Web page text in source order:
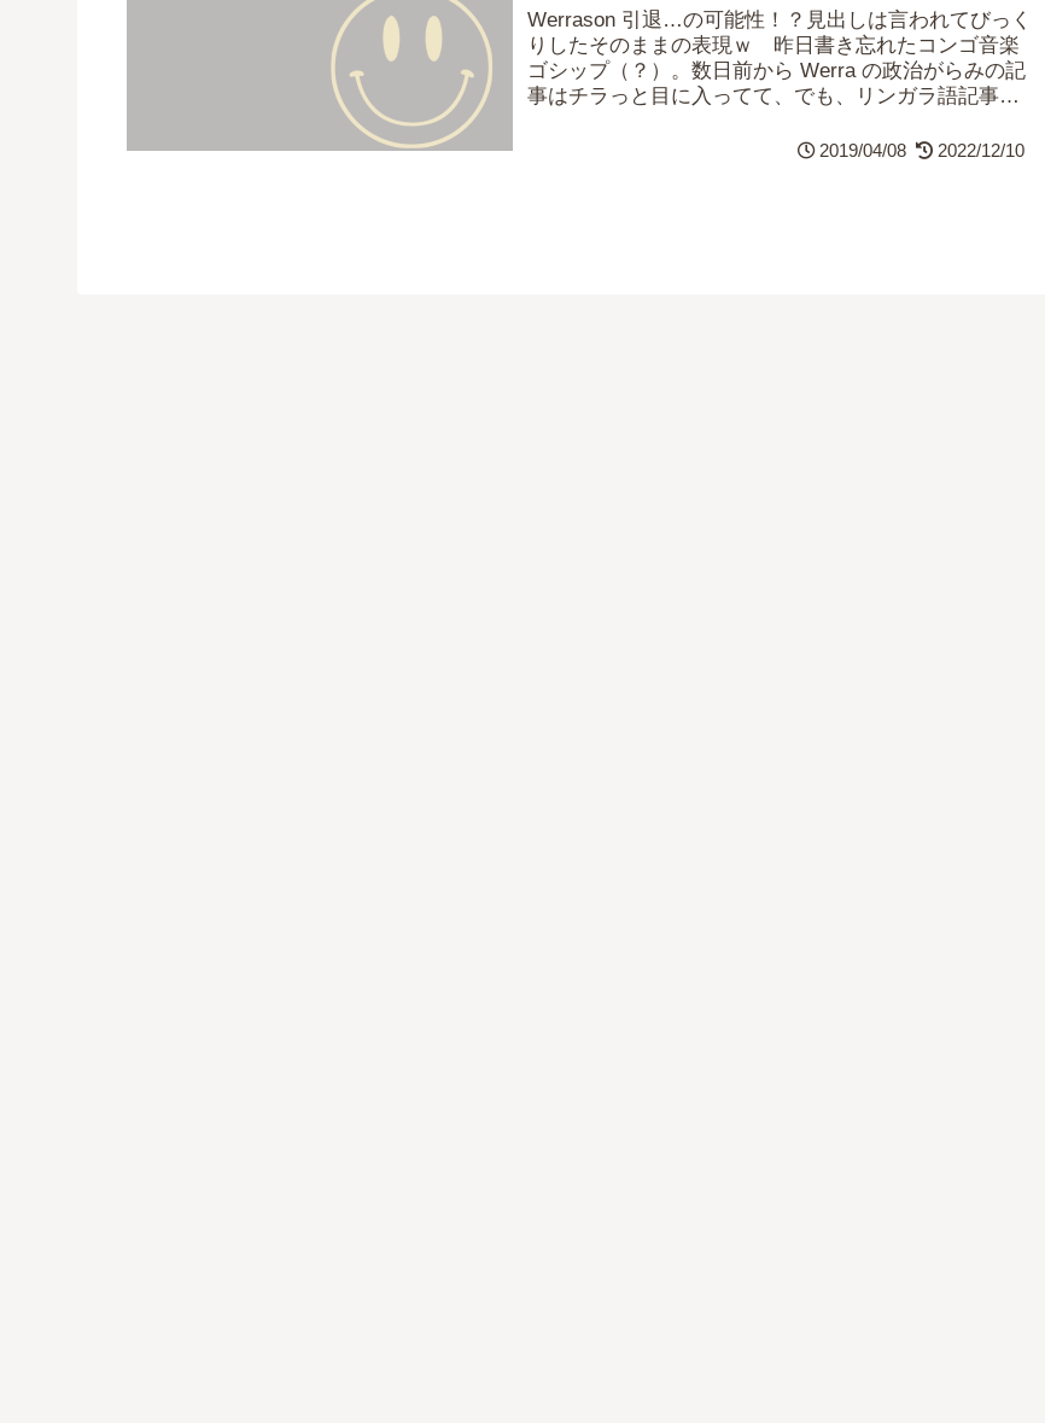
Werrason 引退…の可能性！？見出しは言われてびっく
りしたそのままの表現ｗ 昨日書き忘れたコンゴ音楽
ゴシップ（？）。数日前から Werra の政治がらみの記
事はチラっと目に入ってて、でも、リンガラ語記事だ
2019/04/08 2022/12/10